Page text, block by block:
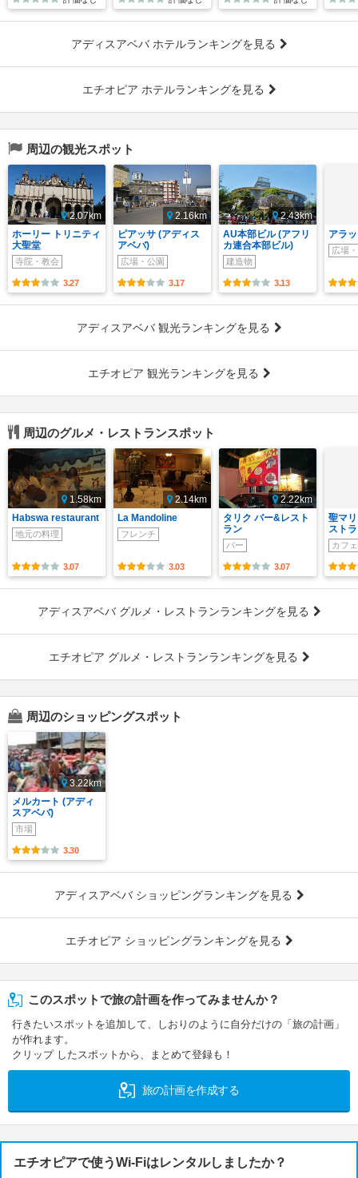
アディスアベバ ホテルランキングを見る
エチオピア ホテルランキングを見る
周辺の観光スポット
2.07km
ホーリー トリニティ
大聖堂
寺院・教会
3.27
2.16km
ピアッサ (アディス
アベバ)
広場・公園
3.17
2.43km
AU本部ビル (アフリ
カ連合本部ビル)
建造物
3.13
アラ
広場
アディスアベバ 観光ランキングを見る
エチオピア 観光ランキングを見る
周辺のグルメ・レストランスポット
1.58km
Habswa restaurant
地元の料理
3.07
2.14km
La Mandoline
フレンチ
3.03
2.22km
タリク バー&レスト
ラン
バー
3.07
聖マ
スト
カフェ
アディスアベバ グルメ・レストランランキングを見る
エチオピア グルメ・レストランランキングを見る
周辺のショッピングスポット
3.22km
メルカート (アディ
スアベバ)
市場
3.30
アディスアベバ ショッピングランキングを見る
エチオピア ショッピングランキングを見る
このスポットで旅の計画を作ってみませんか？
行きたいスポットを追加して、しおりのように自分だけの「旅の計画」
が作れます。
クリップ したスポットから、まとめて登録も！
旅の計画を作成する
エチオピアで使うWi-Fiはレンタルしましたか？